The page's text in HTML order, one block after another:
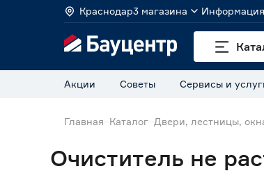
Краснодар3 магазина
Акции Советы Сервисы и
Главная Каталог Двери, лестницы,
Очиститель не